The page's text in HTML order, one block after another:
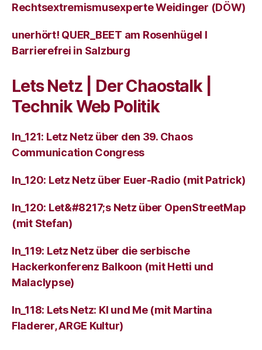
Rechtsextremismusexperte Weidinger (DÖW)
unerhört! QUER_BEET am Rosenhügel I
Barrierefrei in Salzburg
Lets Netz | Der Chaostalk |
Technik Web Politik
ln_121: Letz Netz über den 39. Chaos
Communication Congress
ln_120: Letz Netz über Euer-Radio (mit Patrick)
ln_120: Let&#8217;s Netz über OpenStreetMap
(mit Stefan)
ln_119: Letz Netz über die serbische
Hackerkonferenz Balkoon (mit Hetti und
Malaclypse)
ln_118: Lets Netz: KI und Me (mit Martina
Fladerer, ARGE Kultur)